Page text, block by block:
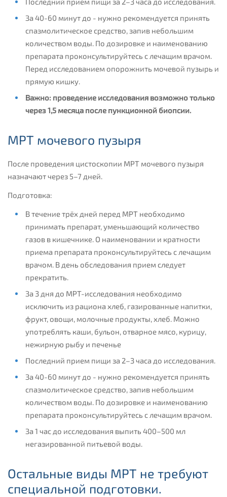
За 40-60 минут до - нужно рекомендуется принять
спазмолитическое средство, запив небольшим
количеством воды. По дозировке и наименованию
препарата проконсультируйтесь с лечащим врачом.
Перед исследованием опорожнить мочевой пузырь и
прямую кишку.
Важно: проведение исследования возможно только
через 1,5 месяца после пункционной биопсии.
МРТ мочевого пузыря
После проведения цистоскопии МРТ мочевого пузыря
назначают через 5–7 дней.
Подготовка:
В течение трёх дней перед МРТ необходимо
принимать препарат, уменьшающий количество
газов в кишечнике. О наименовании и кратности
приема препарата проконсультируйтесь с лечащим
врачом. В день обследования прием следует
прекратить.
За 3 дня до МРТ-исследования необходимо
исключить из рациона хлеб, газированные напитки,
фрукт, овощи, молочные продукты, хлеб. Можно
употреблять каши, бульон, отварное мясо, курицу,
нежирную рыбу и печенье
Последний прием пищи за 2–3 часа до исследования.
За 40-60 минут до - нужно рекомендуется принять
спазмолитическое средство, запив небольшим
количеством воды. По дозировке и наименованию
препарата проконсультируйтесь с лечащим врачом.
За 1 час до исследования выпить 400–500 мл
негазированной питьевой воды.
Остальные виды МРТ не требуют
специальной подготовки.